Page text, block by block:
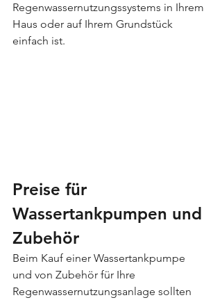
Regenwassernutzungssystems in Ihrem
Haus oder auf Ihrem Grundstück
einfach ist.
Preise für
Wassertankpumpen und
Zubehör
Beim Kauf einer Wassertankpumpe
und von Zubehör für Ihre
Regenwassernutzungsanlage sollten